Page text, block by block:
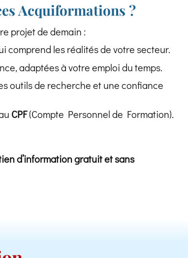
Acquiformations ?
projet de demain :
comprend les réalités de votre secteur.
adaptées à votre emploi du temps.
outils de recherche et une confiance
CPF(Compte Personnel de Formation).
d’information gratuit et sans